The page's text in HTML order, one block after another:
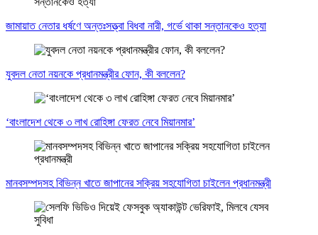
জামায়াত নেতার ধর্ষণে অন্তঃসত্ত্বা বিধবা নারী, গর্ভে থাকা সন্তানকেও হত্যা
যুবদল নেতা নয়নকে প্রধানমন্ত্রীর ফোন, কী বললেন?
‘বাংলাদেশ থেকে ৩ লাখ রোহিঙ্গা ফেরত নেবে মিয়ানমার’
মানবসম্পদসহ বিভিন্ন খাতে জাপানের সক্রিয় সহযোগিতা চাইলেন প্রধানমন্ত্রী